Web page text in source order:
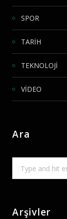
SPOR
TARİH
TEKNOLOJİ
VİDEO
Ara
Arşivler